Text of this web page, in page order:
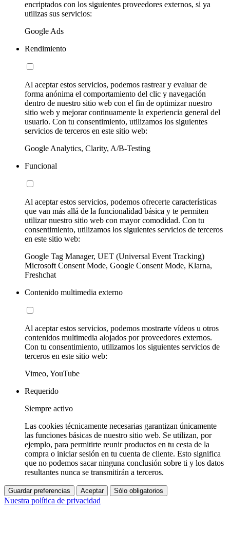
encriptados con los siguientes proveedores externos, si ya
utilizas sus servicios:
Google Ads
Rendimiento
Al aceptar estos servicios, podemos rastrear y evaluar de
forma anónima el comportamiento del clic y navegación
dentro de nuestro sitio web con el fin de optimizar nuestro
sitio web y mejorar continuamente la experiencia general del
usuario. Con tu consentimiento, utilizamos los siguientes
servicios de terceros en este sitio web:
Google Analytics, Clarity, A/B-Testing
Funcional
Al aceptar estos servicios, podemos ofrecerte características
que van más allá de la funcionalidad básica y te permiten
utilizar nuestro sitio web con mayor comodidad. Con tu
consentimiento, utilizamos los siguientes servicios de terceros
en este sitio web:
Google Tag Manager, UET (Universal Event Tracking)
Microsoft Consent Mode, Google Consent Mode, Klarna,
Freshchat
Contenido multimedia externo
Al aceptar estos servicios, podemos mostrarte vídeos u otros
contenidos multimedia alojados por proveedores externos.
Con tu consentimiento, utilizamos los siguientes servicios de
terceros en este sitio web:
Vimeo, YouTube
Requerido
Siempre activo
Las cookies técnicamente necesarias garantizan únicamente
las funciones básicas de nuestro sitio web. Se utilizan, por
ejemplo, para permitirte reunir productos en tu cesta de la
compra o iniciar sesión en tu cuenta de cliente. Esto significa
que no podemos sacar ninguna conclusión sobre ti y los datos
resultantes nunca se transmitirán a terceros.
Guardar preferencias Aceptar Sólo obligatorios
Nuestra política de privacidad